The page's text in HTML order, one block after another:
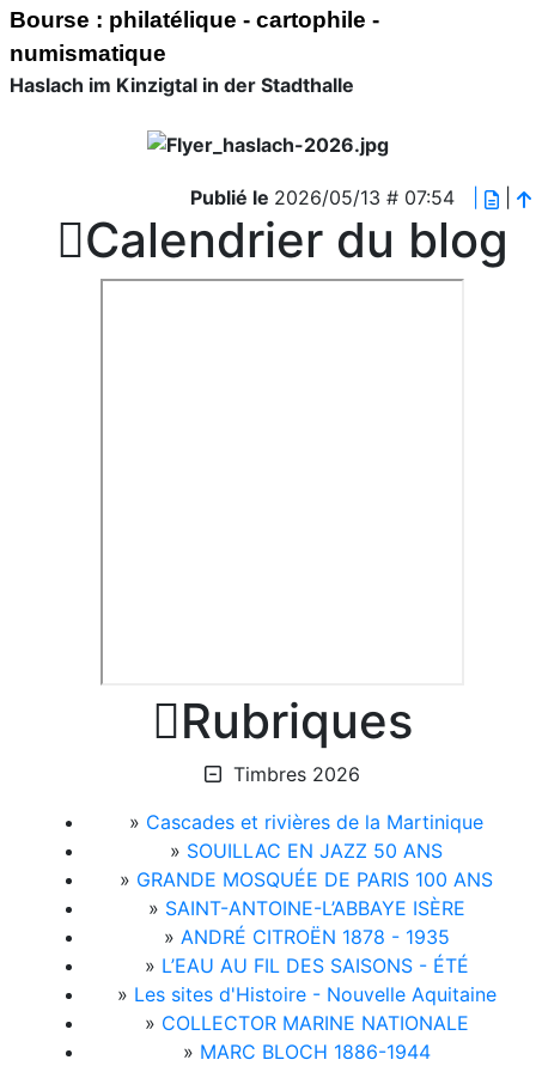
Bourse : philatélique - cartophile -
numismatique
Haslach im Kinzigtal in der Stadthalle
Publié le 2026/05/13 # 07:54
Calendrier du blog
Rubriques
Timbres 2026
» Cascades et rivières de la Martinique
» SOUILLAC EN JAZZ 50 ANS
» GRANDE MOSQUÉE DE PARIS 100 ANS
» SAINT-ANTOINE-L’ABBAYE ISÈRE
» ANDRÉ CITROËN 1878 - 1935
» L’EAU AU FIL DES SAISONS - ÉTÉ
» Les sites d'Histoire - Nouvelle Aquitaine
» COLLECTOR MARINE NATIONALE
» MARC BLOCH 1886-1944